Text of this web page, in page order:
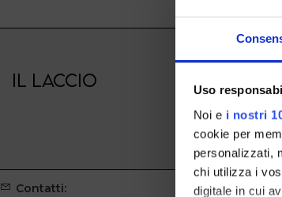
Uso
Noi e i nostri
cookie per
personalizzati,
chi utilizza i
digitale in cui
IL LACCIO
Contatti: